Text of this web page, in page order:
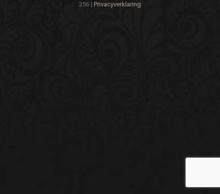
256 | Privacyverklaring